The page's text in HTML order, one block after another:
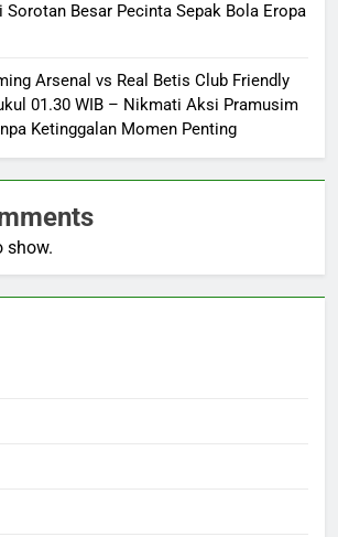
Sorotan Besar Pecinta Sepak Bola Eropa
Arsenal vs Real Betis Club Friendly
01.30 WIB – Nikmati Aksi Pramusim
Ketinggalan Momen Penting
show.